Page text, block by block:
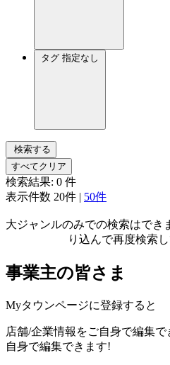
タグ 指定なし
検索する
すべてクリア
検索結果: 0 件
表示件数 20件 | 50件
大ジャンルのみでの検索はでき
り込んで再度検索
事業主の皆さま
Myタウンページに登録すると
店舗/企業情報をご自身で編集で
自身で編集できます!